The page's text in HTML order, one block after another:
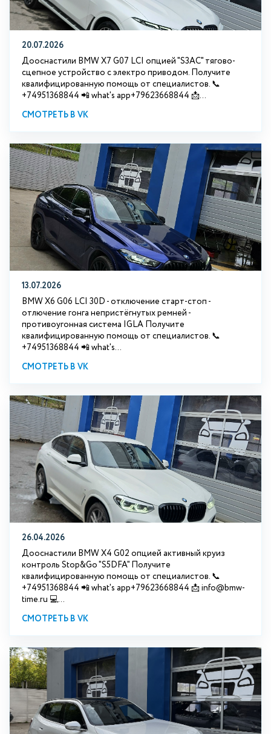
20.07.2026
Дооснастили BMW Х7 G07 LCI опцией "S3АС" тягово-
сцепное устройство с электро приводом. Получите
квалифицированную помощь от специалистов. 📞
+74951368844 📲 what's app+79623668844 📩...
СМОТРЕТЬ В VK
13.07.2026
BMW X6 G06 LCI 30D - отключение старт-стоп -
отлючение гонга непристёгнутых ремней -
противоугонная система IGLA Получите
квалифицированную помощь от специалистов. 📞
+74951368844 📲 what's...
СМОТРЕТЬ В VK
26.04.2026
Дооснастили BMW X4 G02 опцией активный круиз
контроль Stop&Go "S5DFA" Получите
квалифицированную помощь от специалистов. 📞
+74951368844 📲 what's app+79623668844 📩 info@bmw-
time.ru 💻...
СМОТРЕТЬ В VK